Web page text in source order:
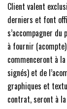
Client valent
derniers et font
s’accompagner
à fournir
commenceront à
signés) et de
graphiques et
contrat, seront à